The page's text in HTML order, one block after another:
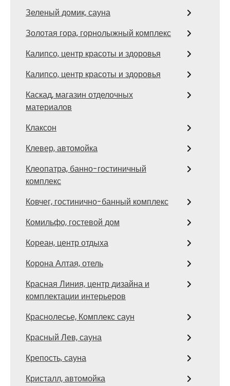
Зеленый домик, сауна
Золотая гора, горнолыжный комплекс
Калипсо, центр красоты и здоровья
Калипсо, центр красоты и здоровья
Каскад, магазин отделочных
материалов
Клаксон
Клевер, автомойка
Клеопатра, банно-гостиничный
комплекс
Ковчег, гостинично-банный комплекс
Комильфо, гостевой дом
Кореан, центр отдыха
Корона Алтая, отель
Красная Линия, центр дизайна и
комплектации интерьеров
Краснолесье, Комплекс саун
Красный Лев, сауна
Крепость, сауна
Кристалл, автомойка